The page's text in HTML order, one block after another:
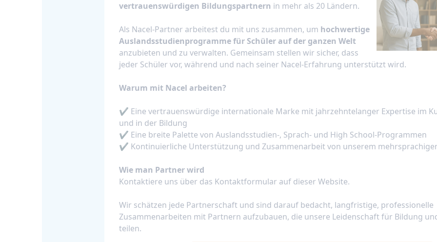
vertrauenswürdigen Bildungspartnern in mehr als 20 Ländern.
Als Nacel-Partner arbeitest du mit uns zusammen, um hochwertige
Auslandsstudienprogramme für Schüler auf der ganzen Welt
anzubieten und zu verwalten. Gemeinsam stellen wir sicher, dass
jeder Schüler vor, während und nach seiner Nacel-Erfahrung unterstützt wird.
Warum mit Nacel arbeiten?
✔ Eine vertrauenswürdige internationale Marke mit jahrzehntelanger Expertise im
und in der Bildung
✔ Eine breite Palette von Auslandsstudien-, Sprach- und High School-Programmen
✔ Kontinuierliche Unterstützung und Zusammenarbeit von unserem
Wie man Partner wird
Kontaktiere uns über das Kontaktformular auf dieser Website.
Wir schätzen jede Partnerschaft und sind darauf bedacht, langfristige, professionelle
Zusammenarbeiten mit Partnern aufzubauen, die unsere Leidenschaft für Bildung
teilen.